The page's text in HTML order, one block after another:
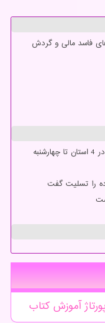
فاسد مالی و گردش
را تسلیت گفت
آموزشكتاب